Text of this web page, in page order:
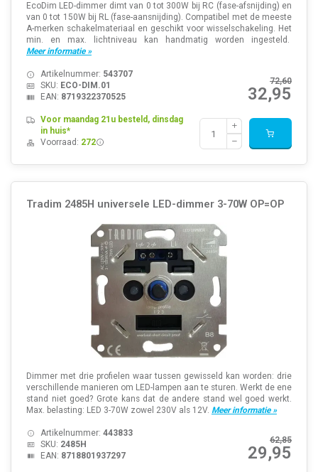
EcoDim LED-dimmer dimt van 0 tot 300W bij RC (fase-afsnijding) en
van 0 tot 150W bij RL (fase-aansnijding). Compatibel met de meeste
A-merken schakelmateriaal en geschikt voor wisselschakeling. Het
min. en max. lichtniveau kan handmatig worden ingesteld.
Meer informatie »
72,60
32,95
Artikelnummer: 543707
SKU: ECO-DIM.01
EAN: 8719322370525
Voor maandag 21u besteld, dinsdag
in huis*
Voorraad: 272
Tradim 2485H universele LED-dimmer 3-70W OP=OP
Dimmer met drie profielen waar tussen gewisseld kan worden: drie
verschillende manieren om LED-lampen aan te sturen. Werkt de ene
stand niet goed? Grote kans dat de andere stand wel goed werkt.
Max. belasting: LED 3-70W zowel 230V als 12V. Meer informatie »
62,85
29,95
Artikelnummer: 443833
SKU: 2485H
EAN: 8718801937297